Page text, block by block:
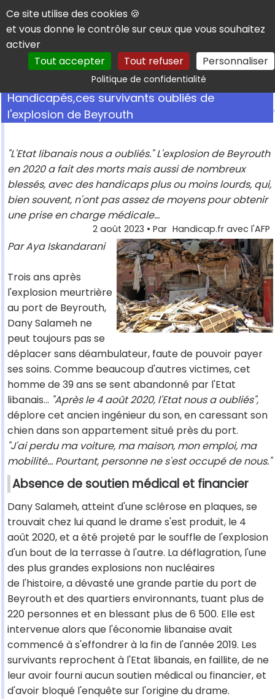
Panneau de gestion des cookies
Ce site utilise des cookies 🍪
et vous donne le contrôle sur ceux que vous souhaitez
activer
Tout accepter
Tout refuser Personnaliser
Politique de confidentialitéRechercher
Handicapés,ces survivants oubliés de
l'explosion de Beyrouth
"L'Etat libanais nous a oubliés." L'explosion de Beyrouth
en 2020 a fait des morts mais aussi de nombreux
blessés, avec des handicaps plus ou moins lourds, qui,
bien souvent, n'ont pas assez de moyens pour obtenir
une prise en charge médicale...
2 août 2023 • Par Handicap.fr avec l'AFP
Par Aya Iskandarani
Trois ans après
l'explosion meurtrière
au port de Beyrouth,
Dany Salameh ne
peut toujours pas se
déplacer sans déambulateur, faute de pouvoir payer
ses soins. Comme beaucoup d'autres victimes, cet
homme de 39 ans se sent abandonné par l'Etat
libanais... "Après le 4 août 2020, l'Etat nous a oubliés",
déplore cet ancien ingénieur du son, en caressant son
chien dans son appartement situé près du port.
"J'ai perdu ma voiture, ma maison, mon emploi, ma
mobilité... Pourtant, personne ne s'est occupé de nous."
Absence de soutien médical et financier
Dany Salameh, atteint d'une sclérose en plaques, se
trouvait chez lui quand le drame s'est produit, le 4
août 2020, et a été projeté par le souffle de l'explosion
d'un bout de la terrasse à l'autre. La déflagration, l'une
des plus grandes explosions non nucléaires
de l'histoire, a dévasté une grande partie du port de
Beyrouth et des quartiers environnants, tuant plus de
220 personnes et en blessant plus de 6 500. Elle est
intervenue alors que l'économie libanaise avait
commencé à s'effondrer à la fin de l'année 2019. Les
survivants reprochent à l'Etat libanais, en faillite, de ne
leur avoir fourni aucun soutien médical ou financier, et
d'avoir bloqué l'enquête sur l'origine du drame.